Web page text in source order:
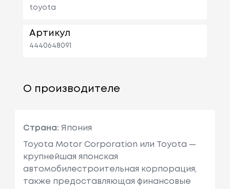
toyota
Артикул
4440648091
О производителе
Страна: Япония
Toyota Motor Corporation или Toyota —
крупнейшая японская
автомобилестроительная корпорация,
также предоставляющая финансовые